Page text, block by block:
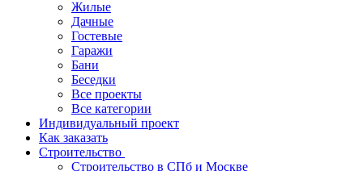
Жилые
Дачные
Гостевые
Гаражи
Бани
Беседки
Все проекты
Все категории
Индивидуальный проект
Как заказать
Строительство
Строительство в СПб и Москве